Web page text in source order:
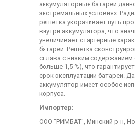
аккумуляторные батареи
экстремальных условиях.
решетка укорачивает путь
внутри аккумулятора, что
увеличивает стартерные
батареи. Решетка
сплава с низким содержанием
больше 1,5 %), что
срок эксплуатации батареи.
аккумулятор имеет особое
корпуса.
Импортер:
ООО "РИМБАТ", Минский р-н,